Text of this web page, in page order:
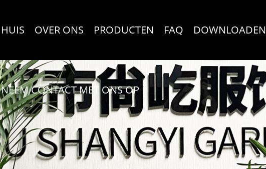
HUIS OVER ONS PRODUCTEN FAQ DOWNLOADEN
NEEM CONTACT MET ONS OP